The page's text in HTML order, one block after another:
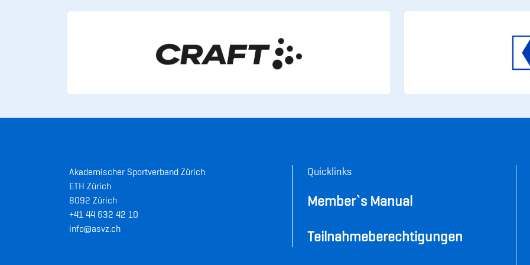
Akademischer Sportverband Zürich
ETH Zürich
8092 Zürich
+41 44 632 42 10
info@asvz.ch
Quicklinks
Member`s Manual
Teilnahme­berechtigungen